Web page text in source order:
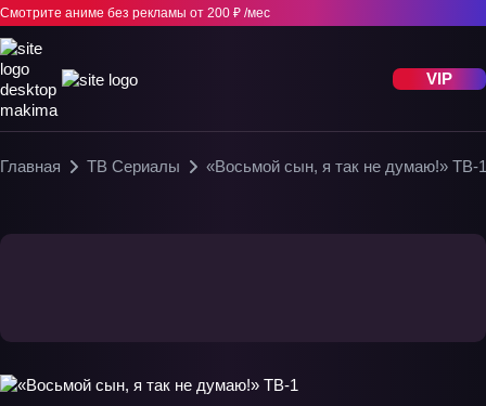
Смотрите аниме без рекламы от 200 ₽ /мес
VIP
Главная ТВ Сериалы «Восьмой сын, я так не думаю!» ТВ-1